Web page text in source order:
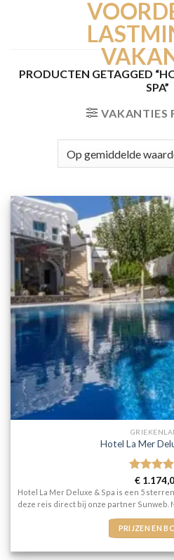
PRODUCTEN GETAGGED
SPA”
VAKANTIES
Hotel La Mer
5uit 5
€
Hotel La Mer Deluxe & Spa is een 5
deze reis direct bij onze partner Sunweb.
PRIJZEN EN